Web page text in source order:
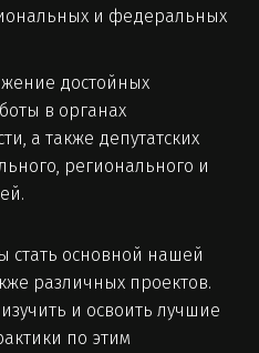
и федеральных
достойных
в органах
а также депутатских
регионального и
стать основной нашей
различных проектов.
и освоить лучшие
по этим